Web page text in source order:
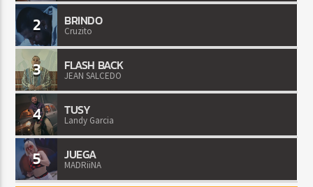
2 BRINDO
Cruzito
3 FLASH BACK
JEAN SALCEDO
4 TUSY
Landy Garcia
5 JUEGA
MADRiiNA